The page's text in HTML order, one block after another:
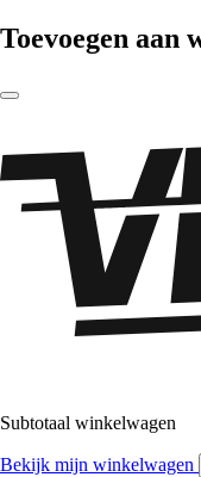
Toevoegen aan
Subtotaal winkelwagen
Bekijk mijn winkelwagen